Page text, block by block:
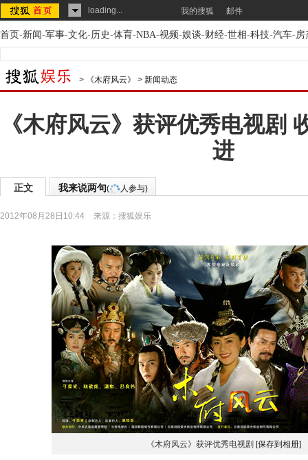
loading... 我的搜狐 邮件
首页-新闻-军事-文化-历史-体育-NBA-视频-娱谈-财经-世相-科技-汽车-房
> 《木府风云》 > 新闻动态
《木府风云》获评优秀电视剧
进
正文 我来说两句( 人参与)
2012年08月28日10:44 来源： 搜狐娱乐
《木府风云》获评优秀电视剧 [保存到相册]